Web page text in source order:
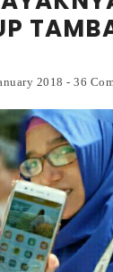
2018-36